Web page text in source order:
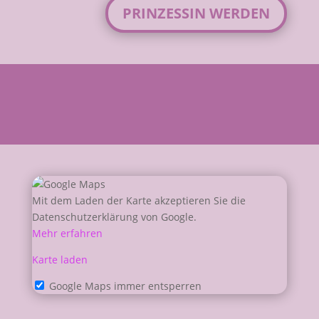
PRINZESSIN WERDEN
Mit dem Laden der Karte akzeptieren Sie die
Datenschutzerklärung von Google.
Mehr erfahren
Karte laden
Google Maps immer entsperren